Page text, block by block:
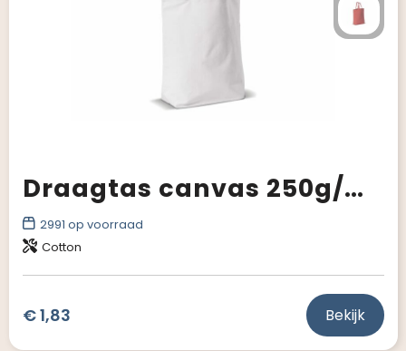
Draagtas canvas 250g/m² 41x12x43cm
2991 op voorraad
Cotton
€ 1,83 Bekijk